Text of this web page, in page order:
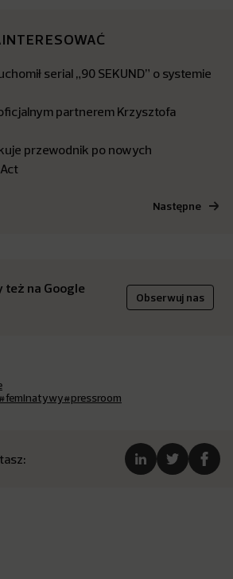
serial „90 SEKUND” o systemie
partnerem Krzysztofa
przewodnik po nowych
Następne
też na Google
Obserwuj nas
#feminatywy#pressroom